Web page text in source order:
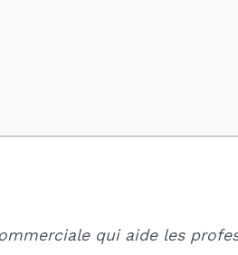
qui aide les